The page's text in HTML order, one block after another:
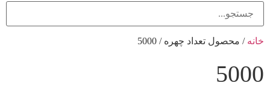
خانه / محصول تعداد چهره / 5000
5000